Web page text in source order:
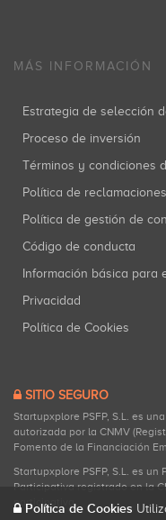
MÁS INFORMACIÓN
Estrategia de selección
Proceso de inversión
Términos y condiciones
Política de reclamaciones
Política de gestión de
Código de conducta
Información básica para
Privacidad
Política de Cookies
SITIO SEGURO
Startupxplore PSFP, S.L. es
autorizada por la CNMV
Fomento de la Financiación
Startupxplore PSFP, S.L. es
Participativa registrado en la
participativa.
Política de Cookies